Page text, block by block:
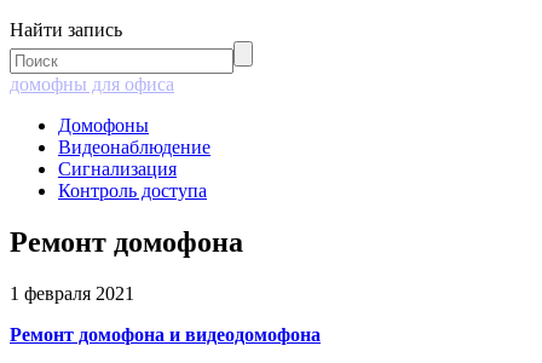
Найти запись
домофны для офиса
Домофоны
Видеонаблюдение
Сигнализация
Контроль доступа
Ремонт домофона
1 февраля 2021
Ремонт домофона и видеодомофона